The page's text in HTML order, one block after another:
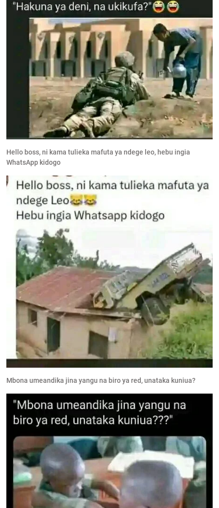
Hello boss, ni kama tulieka mafuta ya ndege leo, hebu ingia
WhatsApp kidogo
Mbona umeandika jina yangu na biro ya red, unataka kuniua?